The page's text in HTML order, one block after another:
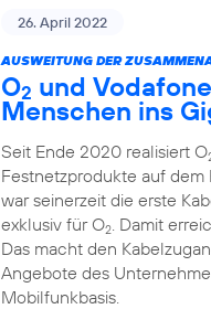
26. April 2022
AUSWEITUNG DER
O2 und
Menschen ins
Seit Ende 2020 realisiert O
Festnetzprodukte auf dem
war seinerzeit die erste
exklusiv für O2 . Damit
Das macht den
Angebote des
Mobilfunkbasis.